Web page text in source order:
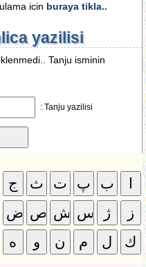
icin buraya tikla..
yazilisi
Tanju isminin
Tanju yazilisi :